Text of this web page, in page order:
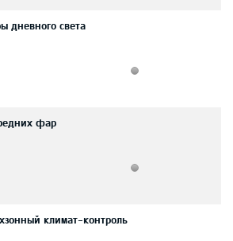
дневного света
фар
климат-контроль